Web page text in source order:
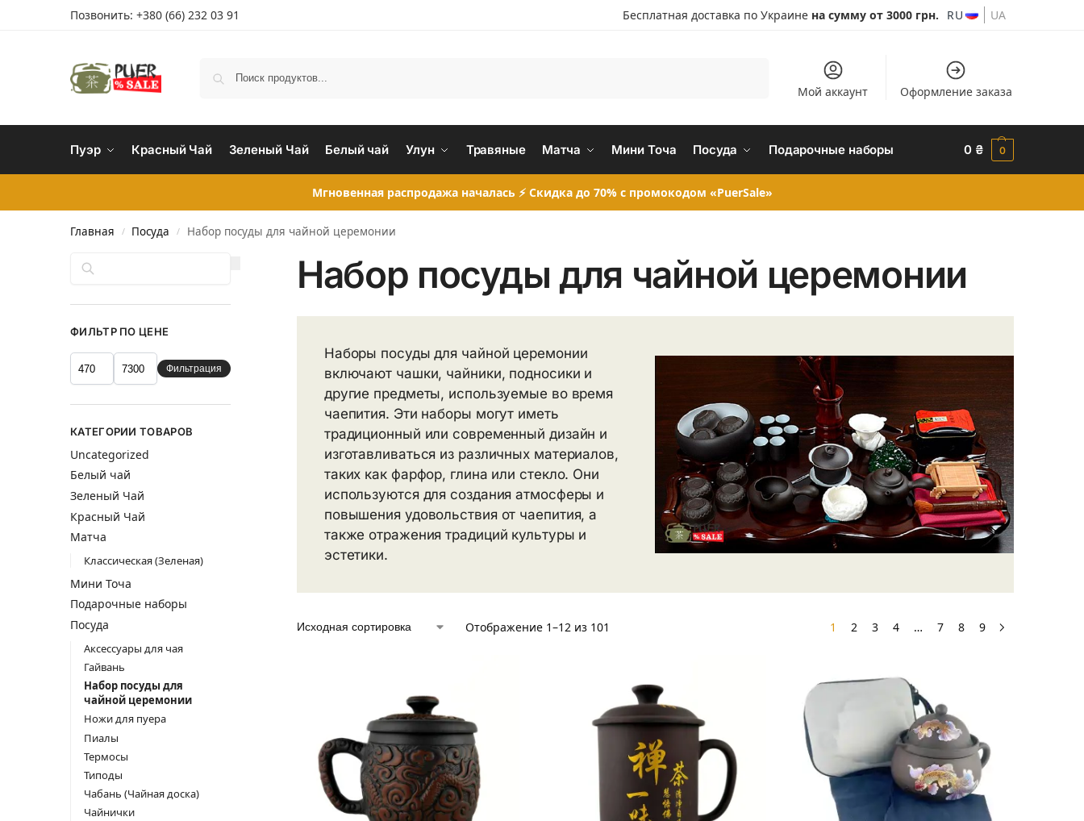
Позвонить: +380 (66) 232 03 91 Бесплатная доставка по Украине на сумму от 3000 грн. RU UA
Мой аккаунт Оформление заказа
Пуэр Красный Чай Зеленый Чай Белый чай Улун Травяные Матча Мини Точа Посуда Подарочные наборы 0 ₴ 0
Мгновенная распродажа началась ⚡ Скидка до 70% с промокодом «PuerSale»
Главная / Посуда / Набор посуды для чайной церемонии
Набор посуды для чайной церемонии
Наборы посуды для чайной церемонии
включают чашки, чайники, подносики и
другие предметы, используемые во время
чаепития. Эти наборы могут иметь
традиционный или современный дизайн и
изготавливаться из различных материалов,
таких как фарфор, глина или стекло. Они
используются для создания атмосферы и
повышения удовольствия от чаепития, а
также отражения традиций культуры и
эстетики.
Отображение 1–12 из 101 1 2 3 4 … 7 8 9
ФИЛЬТР ПО ЦЕНЕ
Фильтрация
КАТЕГОРИИ ТОВАРОВ
Uncategorized
Белый чай
Зеленый Чай
Красный Чай
Матча
Классическая (Зеленая)
Мини Точа
Подарочные наборы
Посуда
Аксессуары для чая
Гайвань
Набор посуды для
чайной церемонии
Ножи для пуера
Пиалы
Термосы
Типоды
Чабань (Чайная доска)
Чайнички